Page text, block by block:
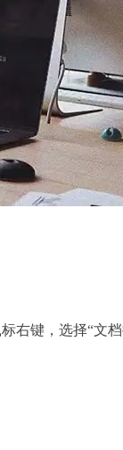
键，选择“文档